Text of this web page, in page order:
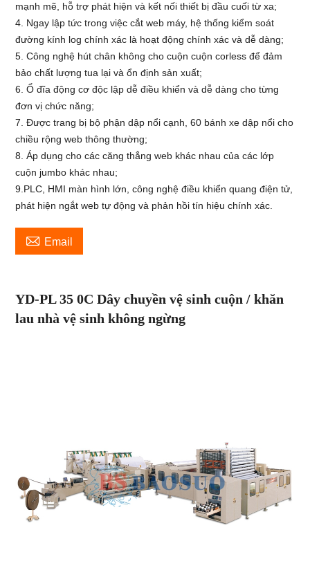
mạnh mẽ, hỗ trợ phát hiện và kết nối thiết bị đầu cuối từ xa;
4. Ngay lập tức trong việc cắt web máy, hệ thống kiểm soát
đường kính log chính xác là hoạt động chính xác và dễ dàng;
5. Công nghệ hút chân không cho cuộn cuộn corless để đảm
bảo chất lượng tua lại và ổn định sản xuất;
6. Ổ đĩa động cơ độc lập dễ điều khiển và dễ dàng cho từng
đơn vị chức năng;
7. Được trang bị bộ phận dập nổi cạnh, 60 bánh xe dập nổi cho
chiều rộng web thông thường;
8. Áp dụng cho các căng thẳng web khác nhau của các lớp
cuộn jumbo khác nhau;
9.PLC, HMI màn hình lớn, công nghệ điều khiển quang điện tử,
phát hiện ngắt web tự động và phản hồi tín hiệu chính xác.
 Email
YD-PL350C Dây chuyền vệ sinh cuộn / khăn
lau nhà vệ sinh không ngừng